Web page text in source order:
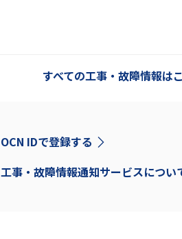
すべての工事・故障情報は
OCN IDで登録する
工事・故障情報通知サービスについ